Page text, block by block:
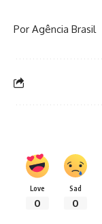
Por Agência Brasil
Love
0
Sad
0